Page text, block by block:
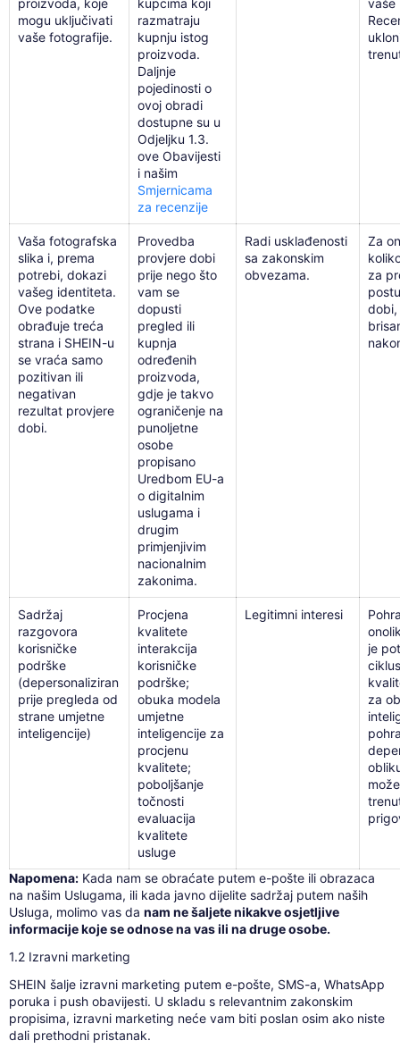
proizvoda, koje
mogu uključivati
vaše fotografije.
kupcima koji
razmatraju
kupnju istog
proizvoda.
Daljnje
pojedinosti o
ovoj obradi
dostupne su u
Odjeljku 1.3.
ove Obavijesti
i našim
Smjernicama
za recenzije
vaše
Vaša fotografska
slika i, prema
potrebi, dokazi
vašeg identiteta.
Ove podatke
obrađuje treća
strana i SHEIN-u
se vraća samo
pozitivan ili
negativan
rezultat provjere
dobi.
Provedba
provjere dobi
prije nego što
vam se
dopusti
pregled ili
kupnja
određenih
proizvoda,
gdje je takvo
ograničenje na
punoljetne
osobe
propisano
Uredbom EU-a
o digitalnim
uslugama i
drugim
primjenjivim
nacionalnim
zakonima.
Radi usklađenosti
sa zakonskim
obvezama.
Za
za
dobi,
Sadržaj
razgovora
korisničke
podrške
(depersonaliziran
prije pregleda od
strane umjetne
inteligencije)
Procjena
kvalitete
interakcija
korisničke
podrške;
obuka modela
umjetne
inteligencije za
procjenu
kvalitete;
poboljšanje
točnosti
evaluacija
kvalitete
usluge
Legitimni interesi
je
za
Napomena:Kada nam se obraćate putem e-pošte ili obrazaca
na našim Uslugama, ili kada javno dijelite sadržaj putem naših
Usluga, molimo vas da nam ne šaljete nikakve osjetljive
informacije koje se odnose na vas ili na druge osobe.
1.2 Izravni marketing
SHEIN šalje izravni marketing putem e-pošte, SMS-a, WhatsApp
poruka i push obavijesti. U skladu s relevantnim zakonskim
propisima, izravni marketing neće vam biti poslan osim ako niste
dali prethodni pristanak.